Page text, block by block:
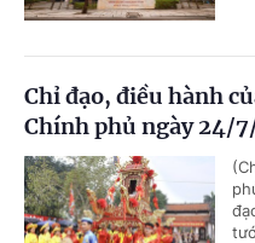
Chỉ đạo, điều hành
Chính phủ ngày 24/